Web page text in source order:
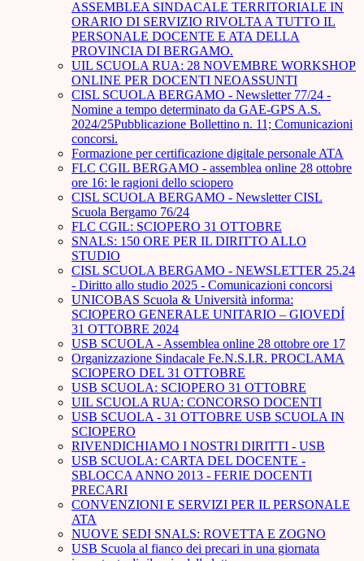
ASSEMBLEA SINDACALE TERRITORIALE IN
ORARIO DI SERVIZIO RIVOLTA A TUTTO IL
PERSONALE DOCENTE E ATA DELLA
PROVINCIA DI BERGAMO.
UIL SCUOLA RUA: 28 NOVEMBRE WORKSHOP
ONLINE PER DOCENTI NEOASSUNTI
CISL SCUOLA BERGAMO - Newsletter 77/24 -
Nomine a tempo determinato da GAE-GPS A.S.
2024/25Pubblicazione Bollettino n. 11; Comunicazioni
concorsi.
Formazione per certificazione digitale personale ATA
FLC CGIL BERGAMO - assemblea online 28 ottobre
ore 16: le ragioni dello sciopero
CISL SCUOLA BERGAMO - Newsletter CISL
Scuola Bergamo 76/24
FLC CGIL: SCIOPERO 31 OTTOBRE
SNALS: 150 ORE PER IL DIRITTO ALLO
STUDIO
CISL SCUOLA BERGAMO - NEWSLETTER 25.24
- Diritto allo studio 2025 - Comunicazioni concorsi
UNICOBAS Scuola & Università informa:
SCIOPERO GENERALE UNITARIO – GIOVEDÍ
31 OTTOBRE 2024
USB SCUOLA - Assemblea online 28 ottobre ore 17
Organizzazione Sindacale Fe.N.S.I.R. PROCLAMA
SCIOPERO DEL 31 OTTOBRE
USB SCUOLA: SCIOPERO 31 OTTOBRE
UIL SCUOLA RUA: CONCORSO DOCENTI
USB SCUOLA - 31 OTTOBRE USB SCUOLA IN
SCIOPERO
RIVENDICHIAMO I NOSTRI DIRITTI - USB
USB SCUOLA: CARTA DEL DOCENTE -
SBLOCCA ANNO 2013 - FERIE DOCENTI
PRECARI
CONVENZIONI E SERVIZI PER IL PERSONALE
ATA
NUOVE SEDI SNALS: ROVETTA E ZOGNO
USB Scuola al fianco dei precari in una giornata